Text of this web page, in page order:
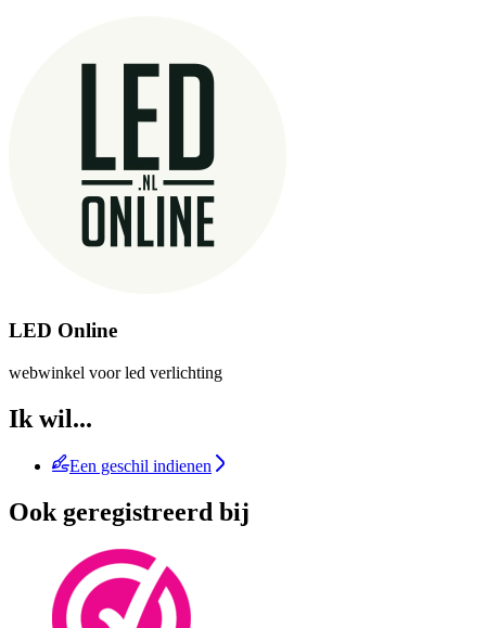
LED Online
webwinkel voor led verlichting
Ik wil...
Een geschil indienen
Ook geregistreerd bij